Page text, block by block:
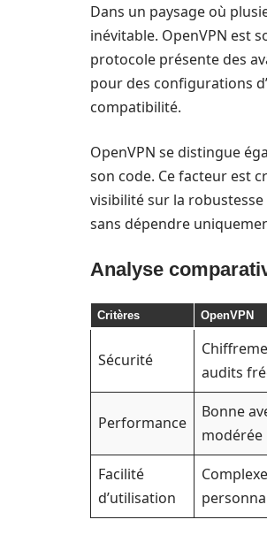
Dans un paysage où
inévitable. OpenVPN est
protocole présente des
pour des configurations
compatibilité.
OpenVPN se distingue
son code. Ce facteur est
visibilité sur la robustesse
sans dépendre
Analyse
Critères OpenVPN
Sécurité
audits
Performance
Bonne
modérée
Facilité
d’utilisation